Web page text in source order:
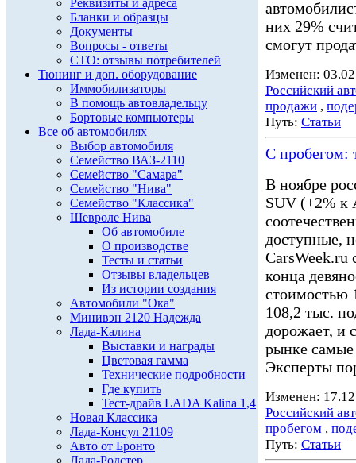
Реквизиты и адреса
Бланки и образцы
Документы
Вопросы - ответы
СТО: отзывы потребителей
Тюнинг и доп. оборудование
Иммобилизаторы
В помощь автовладельцу
Бортовые компьютеры
Все об автомобилях
Выбор автомобиля
Семейство ВАЗ-2110
Семейство "Самара"
Семейство "Нива"
Семейство "Классика"
Шевроле Нива
Об автомобиле
О производстве
Тесты и статьи
Отзывы владельцев
Из истории создания
Автомобили "Ока"
Минивэн 2120 Надежда
Лада-Калина
Выставки и награды
Цветовая гамма
Технические подробности
Где купить
Тест-драйв LADA Kalina 1,4
Новая Классика
Лада-Консул 21109
Авто от Бронто
Лада-Родстер
них 29%
смогут
Изменен:
Российский
продажи ,
Путь: Статьи
С пробегом:
В ноябре
SUV (+2%
доступные,
CarsWeek.ru
конца
стоимостью
108,2 тыс.
дорожает, и
рынке
Эксперты
Изменен:
Российский
пробегом ,
Путь: Статьи